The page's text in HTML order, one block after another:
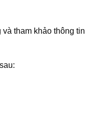
tham khảo thông